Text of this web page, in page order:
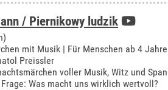
/ Piernikowy ludzik
mit Musik | Für Menschen ab 4
Preissler
voller Musik, Witz und
Was macht uns wirklich wertvoll?